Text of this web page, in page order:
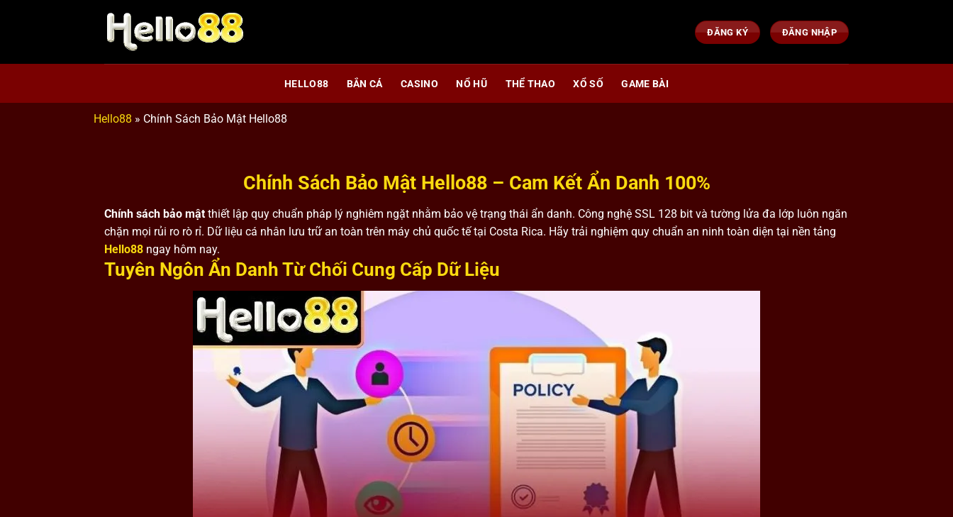
dung
ĐĂNG KÝ ĐĂNG NHẬP
HELLO88 BẮN CÁ CASINO NỔ HŨ THỂ THAO XỔ SỐ GAME BÀI
Hello88 » Chính Sách Bảo Mật Hello88
Chính Sách Bảo Mật Hello88 – Cam Kết Ẩn Danh 100%
Chính sách bảo mật thiết lập quy chuẩn pháp lý nghiêm ngặt nhằm bảo vệ trạng thái ẩn danh. Công nghệ SSL 128 bit và tường lửa đa lớp luôn ngăn
chặn mọi rủi ro rò rỉ. Dữ liệu cá nhân lưu trữ an toàn trên máy chủ quốc tế tại Costa Rica. Hãy trải nghiệm quy chuẩn an ninh toàn diện tại nền tảng
Hello88 ngay hôm nay.
Tuyên Ngôn Ẩn Danh Từ Chối Cung Cấp Dữ Liệu